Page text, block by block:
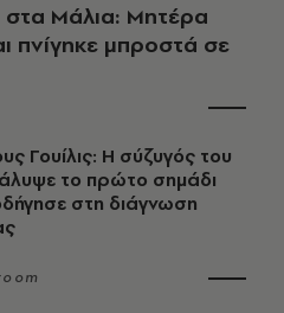
Μάλια: Μητέρα
πνίγηκε μπροστά σε
Γουίλις: Η σύζυγός του
το πρώτο σημάδι
στη διάγνωση